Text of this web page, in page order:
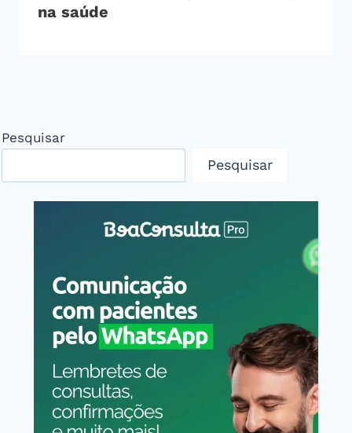
na saúde
Pesquisar
Pesquisar